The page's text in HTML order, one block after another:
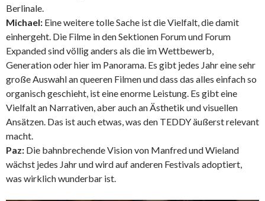
Berlinale.
Michael: Eine weitere tolle Sache ist die Vielfalt, die damit
einhergeht. Die Filme in den Sektionen Forum und Forum
Expanded sind völlig anders als die im Wettbewerb,
Generation oder hier im Panorama. Es gibt jedes Jahr eine sehr
große Auswahl an queeren Filmen und dass das alles einfach so
organisch geschieht, ist eine enorme Leistung. Es gibt eine
Vielfalt an Narrativen, aber auch an Ästhetik und visuellen
Ansätzen. Das ist auch etwas, was den TEDDY äußerst relevant
macht.
Paz: Die bahnbrechende Vision von Manfred und Wieland
wächst jedes Jahr und wird auf anderen Festivals adoptiert,
was wirklich wunderbar ist.